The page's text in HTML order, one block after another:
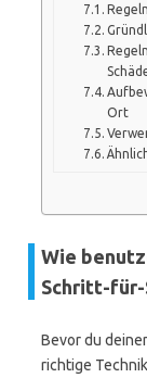
Ort
Wie
Schritt-
Bevor du
richtige